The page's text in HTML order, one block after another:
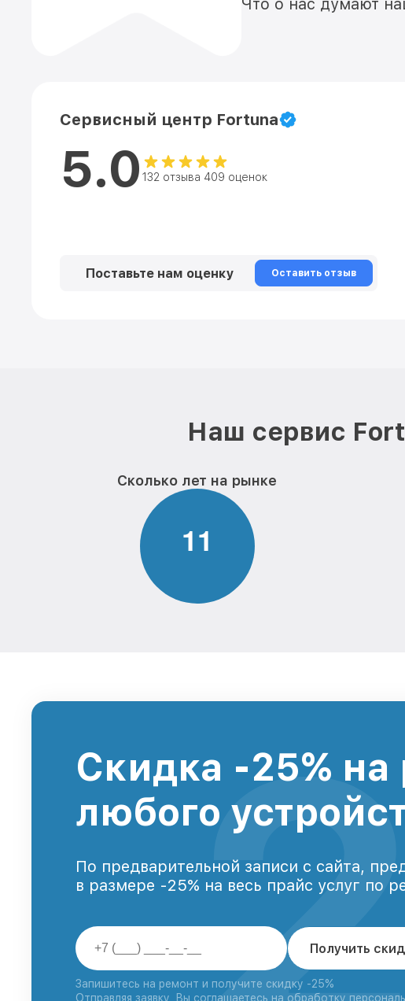
Что о нас думают
Сервисный центр Fortuna
5.0 132 отзыва 409 оценок
Поставьте нам оценку Оставить отзыв
Наш сервис
Сколько лет на рынке
11
Скидка -25% на
любого
По предварительной записи с сайта,
в размере -25% на весь прайс услуг по
Получить
Запишитесь на ремонт и получите скидку -25%
Отправляя заявку, Вы соглашаетесь на обработку